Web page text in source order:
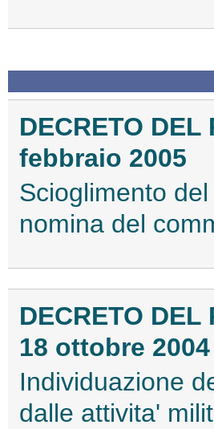
DECRETO
febbraio 2005
Scioglimento
nomina del
DECRETO DEL
18 ottobre 2004
Individuazione
dalle attivita'